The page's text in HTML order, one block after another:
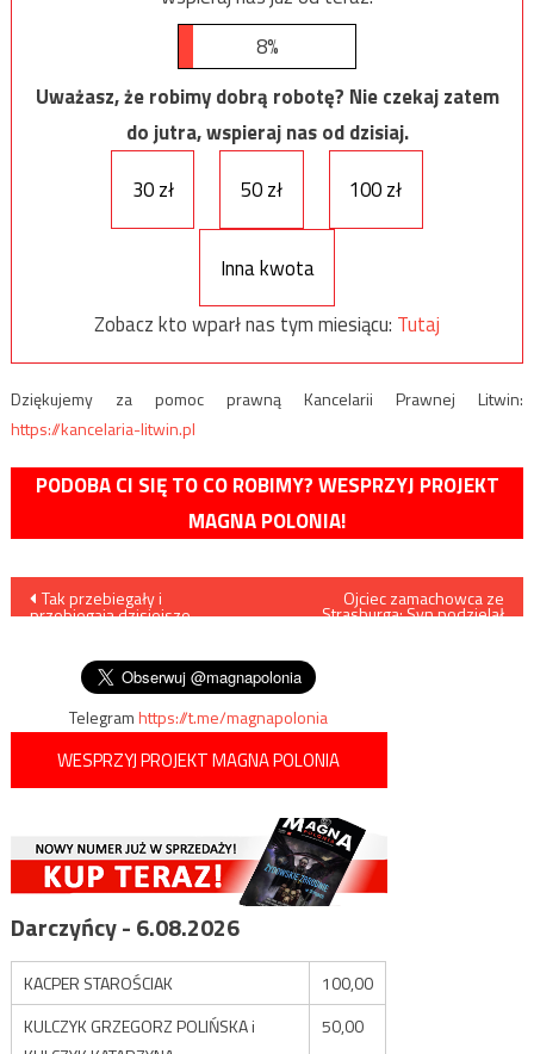
8%
Uważasz, że robimy dobrą robotę? Nie czekaj zatem
do jutra, wspieraj nas od dzisiaj.
30 zł
50 zł 100 zł
Inna kwota
Zobacz kto wparł nas tym miesiącu: Tutaj
Dziękujemy za pomoc prawną Kancelarii Prawnej Litwin:
https://kancelaria-litwin.pl
PODOBA CI SIĘ TO CO ROBIMY? WESPRZYJ PROJEKT
MAGNA POLONIA!
Nawigacja
Tak przebiegały i
przebiegają dzisiejsze
Ojciec zamachowca ze
Strasburga: Syn podzielał
Telegramhttps://t.me/magnapolonia
WESPRZYJ PROJEKT MAGNA POLONIA
Darczyńcy - 6.08.2026
KACPER STAROŚCIAK
100,00
KULCZYK GRZEGORZ POLIŃSKA i
50,00